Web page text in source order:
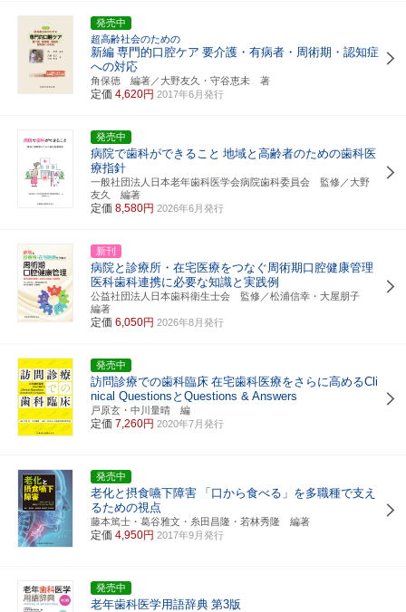
発売中
超高齢社会のための
新編 専門的口腔ケア 要介護・有病者・周術期・認知症
への対応
角保徳 編著／大野友久・守谷恵未 著
定価 4,620円 2017年6月発行
発売中
病院で歯科ができること 地域と高齢者のための歯科医
療指針
一般社団法人日本老年歯科医学会病院歯科委員会 監修／大野
友久 編著
定価 8,580円 2026年6月発行
新刊
病院と診療所・在宅医療をつなぐ周術期口腔健康管理
医科歯科連携に必要な知識と実践例
公益社団法人日本歯科衛生士会 監修／松浦信幸・大屋朋子
編著
定価 6,050円 2026年8月発行
発売中
訪問診療での歯科臨床 在宅歯科医療をさらに高めるCli
nical QuestionsとQuestions & Answers
戸原玄・中川量晴 編
定価 7,260円 2020年7月発行
発売中
老化と摂食嚥下障害
「口から食べる」を多職種で支え
るための視点
藤本篤士・葛谷雅文・糸田昌隆・若林秀隆 編著
定価 4,950円 2017年9月発行
発売中
老年歯科医学用語辞典 第3版